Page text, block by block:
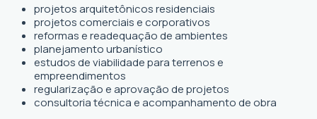
projetos arquitetônicos residenciais
projetos comerciais e corporativos
reformas e readequação de ambientes
planejamento urbanístico
estudos de viabilidade para terrenos e
empreendimentos
regularização e aprovação de projetos
consultoria técnica e acompanhamento de obra